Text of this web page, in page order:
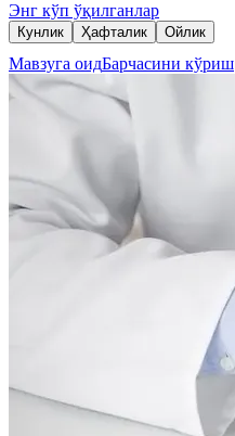
Энг кўп ўқилганлар
Кунлик Ҳафталик Ойлик
Мавзуга оидБарчасини кўриш